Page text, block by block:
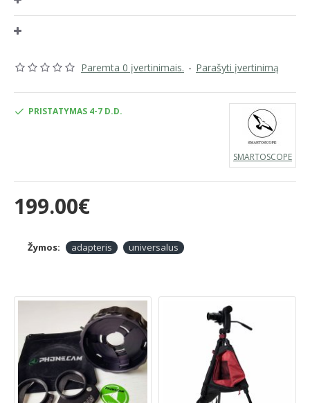
Paremta 0 įvertinimais. - Parašyti įvertinimą
199.00€
PRISTATYMAS 4-7 D.D.
SMARTOSCOPE
Žymos: adapteris universalus